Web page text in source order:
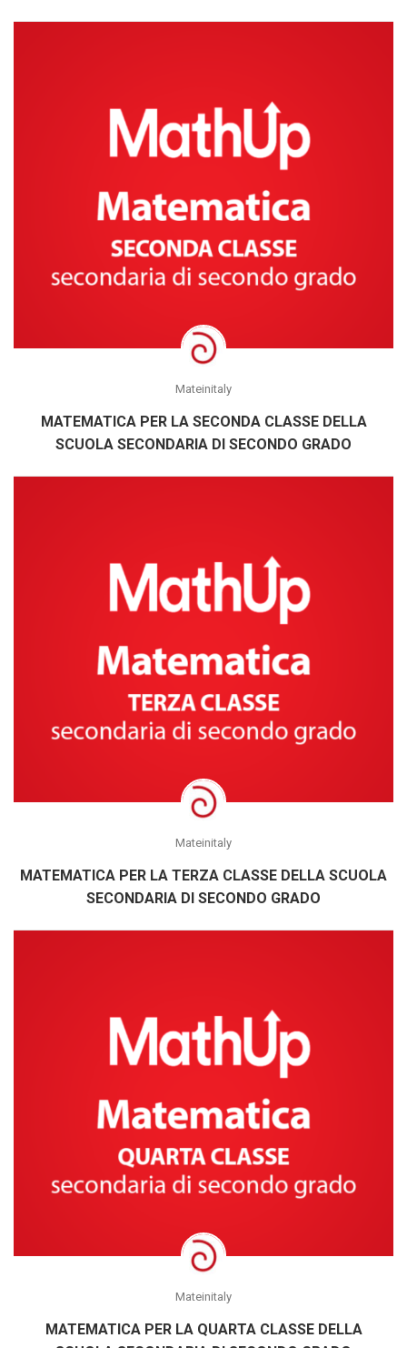
Mateinitaly
MATEMATICA PER LA SECONDA CLASSE DELLA
SCUOLA SECONDARIA DI SECONDO GRADO
Mateinitaly
MATEMATICA PER LA TERZA CLASSE DELLA SCUOLA
SECONDARIA DI SECONDO GRADO
Mateinitaly
MATEMATICA PER LA QUARTA CLASSE DELLA